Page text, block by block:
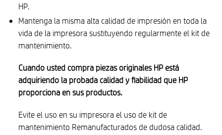
HP.
Mantenga la misma alta calidad de impresión en toda la
vida de la impresora sustituyendo regularmente el kit de
mantenimiento.
Cuando usted compra piezas originales HP está
adquiriendo la probada calidad y fiabilidad que HP
proporciona en sus productos.
Evite el uso en su impresora el uso de kit de
mantenimiento Remanufacturados de dudosa calidad.